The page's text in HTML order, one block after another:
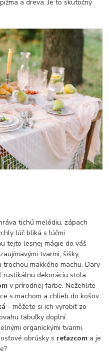
a dreva. Je to skutočný
tichú melódiu, zápach
lúč bliká s lúčmi
tejto lesnej mágie do váš
tvarmi, šišky,
mäkkého machu. Dary
rustikálnu dekoráciu stola.
v prírodnej farbe. Nežehlite
s machom a chlieb do košov
- môžete si ich vyrobiť zo
tabuľky doplní
organickými tvarmi.
obrúsky s reťazcom a je